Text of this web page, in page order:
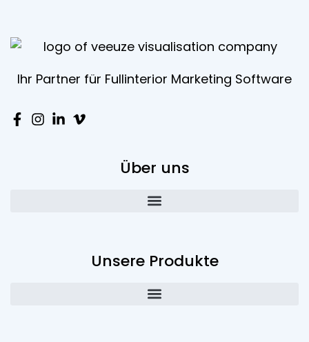
Ihr Partner für Fullinterior Marketing Software
Über uns
Unsere Produkte